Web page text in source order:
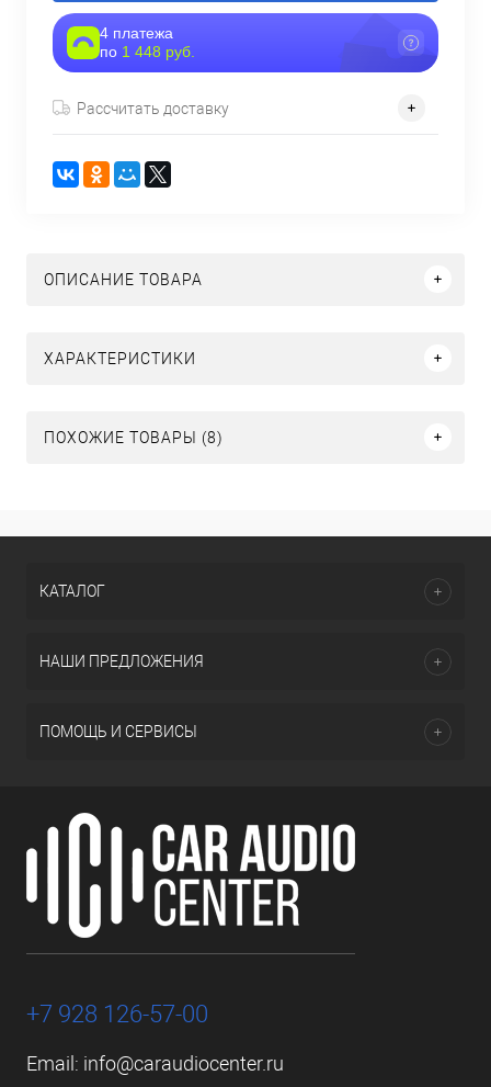
4 платежа
по 1 448 руб.
Рассчитать доставку
ОПИСАНИЕ ТОВАРА
ХАРАКТЕРИСТИКИ
ПОХОЖИЕ ТОВАРЫ (8)
КАТАЛОГ
НАШИ ПРЕДЛОЖЕНИЯ
ПОМОЩЬ И СЕРВИСЫ
+7 928 126-57-00
Email: info@caraudiocenter.ru